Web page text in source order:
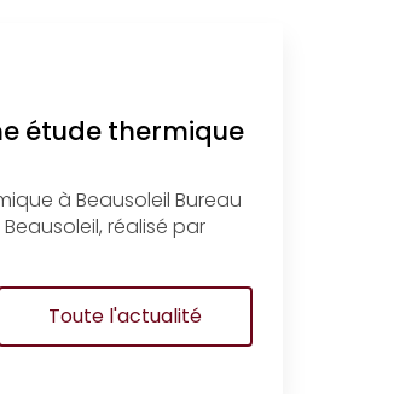
étude thermique
à Beausoleil Bureau
réalisé par
Toute l'actualité